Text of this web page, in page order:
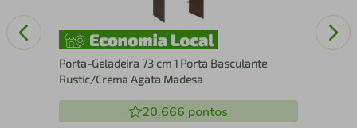
Porta-Geladeira 73 cm 1 Porta Basculante
Rustic/Crema Agata Madesa
20.666 pontos